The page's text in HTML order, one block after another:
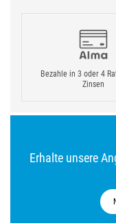
Bezahle in 3 oder 4
Zinsen
Erhalte unsere